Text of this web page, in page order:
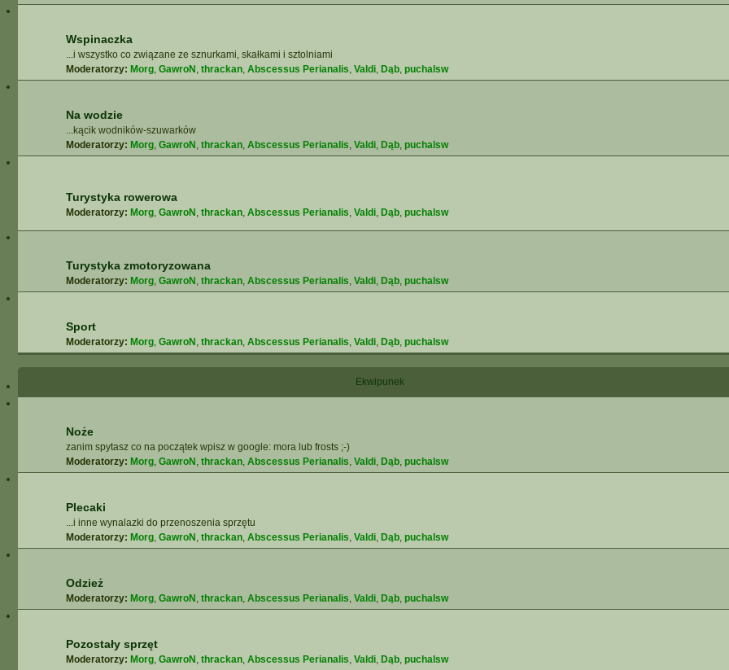
Wspinaczka
...i wszystko co związane ze sznurkami, skałkami i sztolniami
Moderatorzy: Morg, GawroN , thrackan, Abscessus Perianalis, Valdi, Dąb, puchalsw
Na wodzie
...kącik wodników-szuwarków
Moderatorzy: Morg, GawroN , thrackan, Abscessus Perianalis, Valdi, Dąb, puchalsw
Turystyka rowerowa
Moderatorzy: Morg, GawroN , thrackan, Abscessus Perianalis, Valdi, Dąb, puchalsw
Turystyka zmotoryzowana
Moderatorzy: Morg, GawroN , thrackan, Abscessus Perianalis, Valdi, Dąb, puchalsw
Sport
Moderatorzy: Morg, GawroN , thrackan, Abscessus Perianalis, Valdi, Dąb, puchalsw
Ekwipunek
Noże
zanim spytasz co na początek wpisz w google: mora lub frosts ;-)
Moderatorzy: Morg, GawroN , thrackan, Abscessus Perianalis, Valdi, Dąb, puchalsw
Plecaki
...i inne wynalazki do przenoszenia sprzętu
Moderatorzy: Morg, GawroN , thrackan, Abscessus Perianalis, Valdi, Dąb, puchalsw
Odzież
Moderatorzy: Morg, GawroN , thrackan, Abscessus Perianalis, Valdi, Dąb, puchalsw
Pozostały sprzęt
Moderatorzy: Morg, GawroN , thrackan, Abscessus Perianalis, Valdi, Dąb, puchalsw